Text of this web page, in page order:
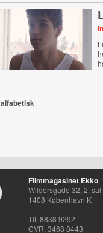
alfabetisk
Filmmagasinet Ekko
Wildersgade 32, 2. sal
1408 København K
Tlf. 8838 9292
CVR. 3468 8443